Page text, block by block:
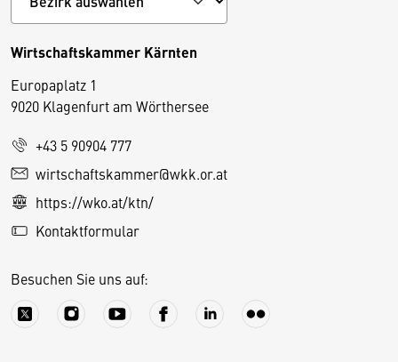
Wirtschaftskammer Kärnten
Europaplatz 1
9020 Klagenfurt am Wörthersee
+43 5 90904 777
wirtschaftskammer@wkk.or.at
https://wko.at/ktn/
Kontaktformular
Besuchen Sie uns auf:
D
e
s
S
e